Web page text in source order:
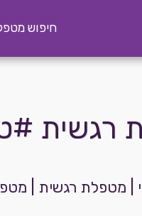
חיפוש
רגשית
| מטפלת רגשית |